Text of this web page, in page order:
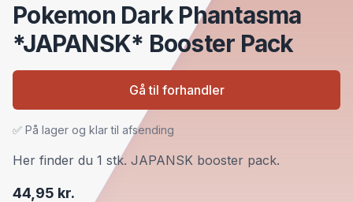
Pokemon Dark Phantasma
*JAPANSK* Booster Pack
44,95 kr.
Her finder du 1 stk. JAPANSK booster pack.
✅ På lager og klar til afsending
Gå til forhandler